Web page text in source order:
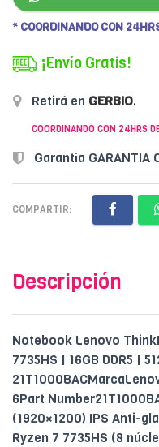
* COORDINANDO CON
¡Envío Gratis!
Retirá en GERBIO.
COORDINANDO CON 24HRS
Garantía GARANTIA
COMPARTIR:
Descripción
Notebook Lenovo
7735HS | 16GB DDR5 |
6Part
(1920×1200) IPS Anti-
Ryzen 7 7735HS (8